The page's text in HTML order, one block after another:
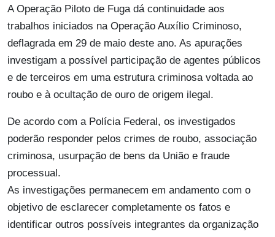
A Operação Piloto de Fuga dá continuidade aos
trabalhos iniciados na Operação Auxílio Criminoso,
deflagrada em 29 de maio deste ano. As apurações
investigam a possível participação de agentes públicos
e de terceiros em uma estrutura criminosa voltada ao
roubo e à ocultação de ouro de origem ilegal.
De acordo com a Polícia Federal, os investigados
poderão responder pelos crimes de roubo, associação
criminosa, usurpação de bens da União e fraude
processual.
As investigações permanecem em andamento com o
objetivo de esclarecer completamente os fatos e
identificar outros possíveis integrantes da organização